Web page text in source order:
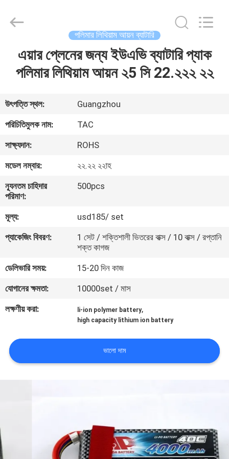
বাড়ি
ভিডিও
আমাদের
সম্পর্কে
ভ্রমণ
নিয়ন্ত্রণ
যোগাযোগ
খবর
উদ্ধৃতির
Energy
Technology
পলিমার লিথিয়াম আয়ন ব্যাটারি
এয়ার প্লেনের জন্য ইউএভি ব্যাটারি প্যাক
পলিমার লিথিয়াম আয়ন ২5 সি 22.২২২ ২২
উৎপত্তি স্থল:
Guangzhou
পরিচিতিমুলক নাম:
TAC
সাক্ষ্যদান:
ROHS
মডেল নম্বার:
২২.২২ ২২াহ
ন্যূনতম চাহিদার
পরিমাণ:
500pcs
মূল্য:
usd185/ set
প্যাকেজিং বিবরণ:
1 সেট / শক্তিশালী ভিতরের বাক্স / 10 বাক্স / রপ্তানি
শক্ত কাগজ
ডেলিভারি সময়:
15-20 দিন কাজ
যোগানের ক্ষমতা:
10000set / মাস
লক্ষণীয় করা:
li-ion polymer battery,
high capacity lithium ion battery
ভালো দাম